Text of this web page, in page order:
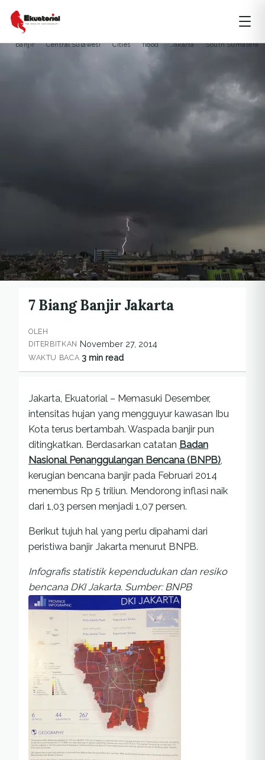
ARTIKEL MALUKU
banjir Central Sulawesi Cities flood Jakarta South Sumatera
7 Biang Banjir Jakarta
OLEH
DITERBITKAN November 27, 2014
WAKTU BACA 3 min read
Jakarta, Ekuatorial – Memasuki Desember,
intensitas hujan yang mengguyur kawasan Ibu
Kota terus bertambah. Waspada banjir pun
ditingkatkan. Berdasarkan catatan Badan
Nasional Penanggulangan Bencana (BNPB),
kerugian bencana banjir pada Februari 2014
menembus Rp 5 triliun. Mendorong inflasi naik
dari 1,03 persen menjadi 1,07 persen.
Berikut tujuh hal yang perlu dipahami dari
peristiwa banjir Jakarta menurut BNPB.
Infografis statistik kependudukan dan resiko
bencana DKI Jakarta. Sumber: BNPB